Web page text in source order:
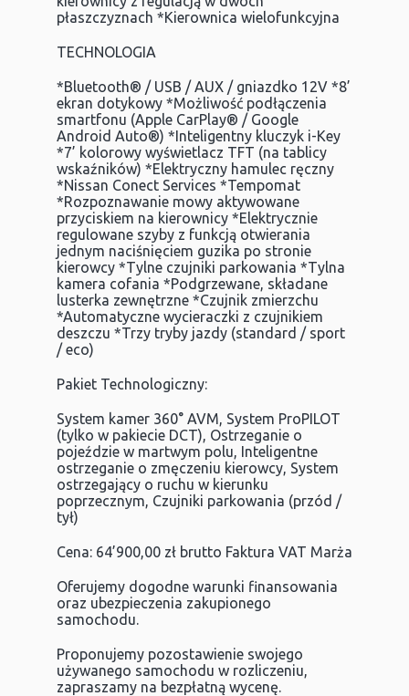
płaszczyznach *Kierownica wielofunkcyjna
TECHNOLOGIA
*Bluetooth® / USB / AUX / gniazdko 12V *8’
ekran dotykowy *Możliwość podłączenia
smartfonu (Apple CarPlay® / Google
Android Auto®) *Inteligentny kluczyk i-Key
*7’ kolorowy wyświetlacz TFT (na tablicy
wskaźników) *Elektryczny hamulec ręczny
*Nissan Conect Services *Tempomat
*Rozpoznawanie mowy aktywowane
przyciskiem na kierownicy *Elektrycznie
regulowane szyby z funkcją otwierania
jednym naciśnięciem guzika po stronie
kierowcy *Tylne czujniki parkowania *Tylna
kamera cofania *Podgrzewane, składane
lusterka zewnętrzne *Czujnik zmierzchu
*Automatyczne wycieraczki z czujnikiem
deszczu *Trzy tryby jazdy (standard / sport
/ eco)
Pakiet Technologiczny:
System kamer 360° AVM, System ProPILOT
(tylko w pakiecie DCT), Ostrzeganie o
pojeździe w martwym polu, Inteligentne
ostrzeganie o zmęczeniu kierowcy, System
ostrzegający o ruchu w kierunku
poprzecznym, Czujniki parkowania (przód /
tył)
Cena: 64’900,00 zł brutto Faktura VAT Marża
Oferujemy dogodne warunki finansowania
oraz ubezpieczenia zakupionego
samochodu.
Proponujemy pozostawienie swojego
używanego samochodu w rozliczeniu,
zapraszamy na bezpłatną wycenę.